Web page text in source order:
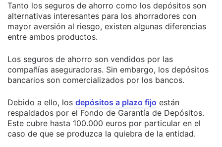
Tanto los seguros de ahorro como los depósitos son
alternativas interesantes para los ahorradores con
mayor aversión al riesgo, existen algunas diferencias
entre ambos productos.
Los seguros de ahorro son vendidos por las
compañías aseguradoras. Sin embargo, los depósitos
bancarios son comercializados por los bancos.
Debido a ello, los depósitos a plazo fijo están
respaldados por el Fondo de Garantía de Depósitos.
Este cubre hasta 100.000 euros por particular en el
caso de que se produzca la quiebra de la entidad.